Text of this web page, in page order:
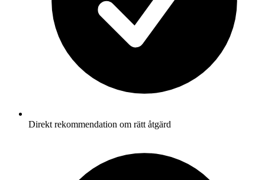
Direkt rekommendation om rätt åtgärd